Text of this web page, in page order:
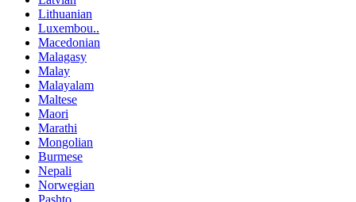
Lithuanian
Luxembou..
Macedonian
Malagasy
Malay
Malayalam
Maltese
Maori
Marathi
Mongolian
Burmese
Nepali
Norwegian
Pashto